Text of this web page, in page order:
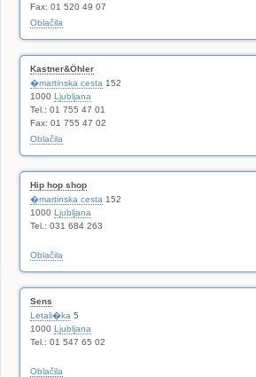
Fax: 01 520 49 07
Oblačila
Kastner&Öhler
�martinska cesta 152
1000 Ljubljana
Tel.: 01 755 47 01
Fax: 01 755 47 02
Oblačila
Hip hop shop
�martinska cesta 152
1000 Ljubljana
Tel.: 031 684 263
Oblačila
Sens
Letali�ka 5
1000 Ljubljana
Tel.: 01 547 65 02
Oblačila